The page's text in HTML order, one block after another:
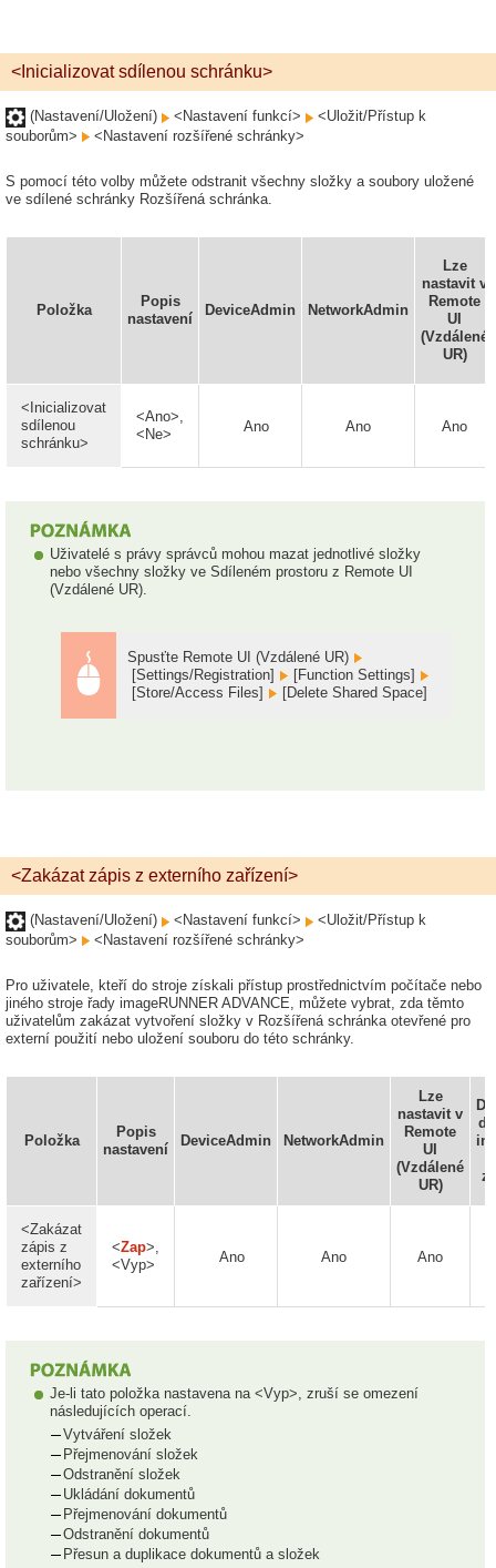
<Inicializovat sdílenou schránku>
(Nastavení/Uložení) <Nastavení funkcí>
<Uložit/Přístup k
souborům>
<Nastavení rozšířené schránky>
S pomocí této volby můžete odstranit všechny složky a soubory uložené
ve sdílené schránky Rozšířená schránka.
Položka
Popis
nastavení
DeviceAdmin NetworkAdmin
Lze
nastavit v
Remote
UI
(Vzdálené
UR)
<Inicializovat
sdílenou
schránku>
<Ano>,
<Ne>
Ano Ano Ano
Uživatelé s právy správců mohou mazat jednotlivé složky
nebo všechny složky ve Sdíleném prostoru z Remote UI
(Vzdálené UR).
Spusťte Remote UI (Vzdálené UR)
[Settings/Registration]
[Function Settings]
[Store/Access Files]
[Delete Shared Space]
<Zakázat zápis z externího zařízení>
(Nastavení/Uložení) <Nastavení funkcí>
<Uložit/Přístup k
souborům>
<Nastavení rozšířené schránky>
Pro uživatele, kteří do stroje získali přístup prostřednictvím počítače nebo
jiného stroje řady imageRUNNER ADVANCE, můžete vybrat, zda těmto
uživatelům zakázat vytvoření složky v Rozšířená schránka otevřené pro
externí použití nebo uložení souboru do této schránky.
Položka
Popis
nastavení
DeviceAdmin NetworkAdmin
Lze
nastavit v
Remote
UI
(Vzdálené
UR)
<Zakázat
zápis z
externího
zařízení>
<Zap>,
<Vyp>
Ano Ano Ano
Je-li tato položka nastavena na <Vyp>, zruší se omezení
následujících operací.
Vytváření složek
Přejmenování složek
Odstranění složek
Ukládání dokumentů
Přejmenování dokumentů
Odstranění dokumentů
Přesun a duplikace dokumentů a složek